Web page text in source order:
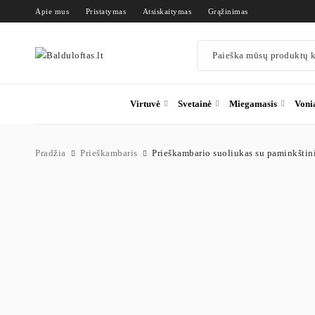
Apie mus Pristatymas Atsiskaitymas Grąžinimas
Virtuvė Svetainė Miegamasis
Pradžia Prieškambaris Prieškambario suoliukas su